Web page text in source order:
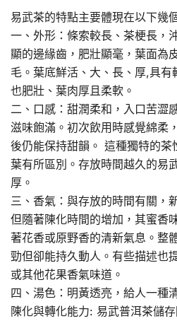
易武茶的特點主要體現在以下幾
一、外形：條索較長、茶梗長，
顯的邊緣齒，肥壯顯毫，葉面為
毛。葉底鮮活、大、長、厚,具
也肥壯、葉肉厚且柔軟。
二、口感：甜潤柔和，入口苦澀
滋味飽滿。初次飲用時感覺綿柔
後仍能保持甜韻。 這種獨特的
葉有所區別。存放時間越久的易
厚。
三、香氣：與存放的時間有關，
但隨著陳化時間的增加，其蜜香
著花香或原野香的清新氣息。整
勁但卻能持久動人。有些描述也
或其他花果香氣味道。
四、湯色：明黃透亮，給人一種
陳化與轉化能力: 易武普洱茶儲